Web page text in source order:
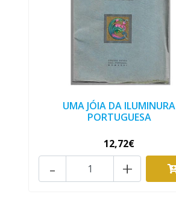
UMA JÓIA DA ILUMINURA
PORTUGUESA
12,72€
+
-